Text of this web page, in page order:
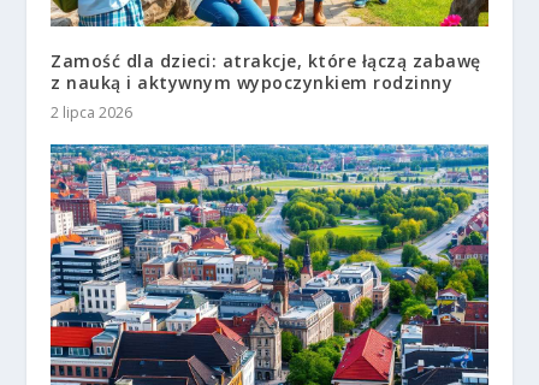
Zamość dla dzieci: atrakcje, które łączą zabawę
z nauką i aktywnym wypoczynkiem rodzinny
2 lipca 2026